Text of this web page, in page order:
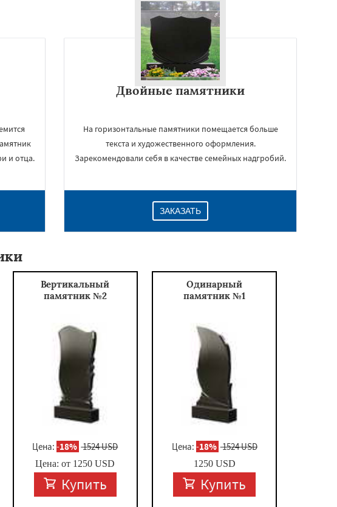
и отца.
Двойные памятники
На горизонтальные памятники помещается больше
текста и художественного оформления.
Зарекомендовали себя в качестве семейных надгробий.
ЗАКАЗАТЬ
Вертикальный
памятник №2
Цена:-18% 1524 USD
Цена: от 1250 USD
Купить
Одинарный
памятник №1
Цена: -18% 1524 USD
1250USD
Купить